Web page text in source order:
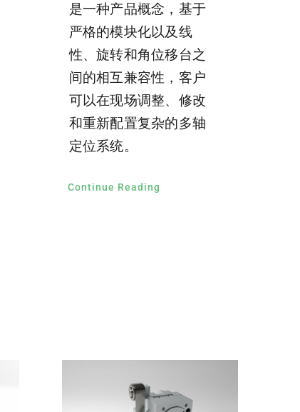
是一种产品概念，基于
严格的模块化以及线
性、旋转和角位移台之
间的相互兼容性，客户
可以在现场调整、修改
和重新配置复杂的多轴
定位系统。
Continue Reading